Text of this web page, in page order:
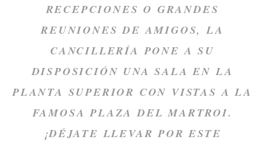
RECEPCIONES O GRANDES
REUNIONES DE AMIGOS, LA
CANCILLERÍA PONE A SU
DISPOSICIÓN UNA SALA EN LA
PLANTA SUPERIOR CON VISTAS A LA
FAMOSA PLAZA DEL MARTROI.
¡DÉJATE LLEVAR POR ESTE